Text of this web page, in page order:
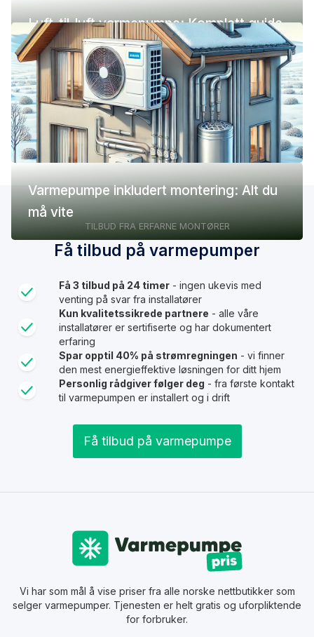
Luft-til-luft varmepumpe: Komplett guide
(pris, fordeler og ulemper)
Varmepumpe inkludert montering: Alt du
må vite
TILBUD FRA ERFARNE MONTØRER
Få tilbud på varmepumper
Få 3 tilbud på 24 timer - ingen ukevis med
venting på svar fra installatører
Kun kvalitetssikrede partnere - alle våre
installatører er sertifiserte og har dokumentert
erfaring
Spar opptil 40% på strømregningen - vi finner
den mest energieffektive løsningen for ditt hjem
Personlig rådgiver følger deg - fra første kontakt
til varmepumpen er installert og i drift
Få tilbud på varmepumpe
Vi har som mål å vise priser fra alle norske nettbutikker som
selger varmepumper. Tjenesten er helt gratis og uforpliktende
for forbruker.